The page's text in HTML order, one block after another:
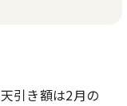
引き額は2月の